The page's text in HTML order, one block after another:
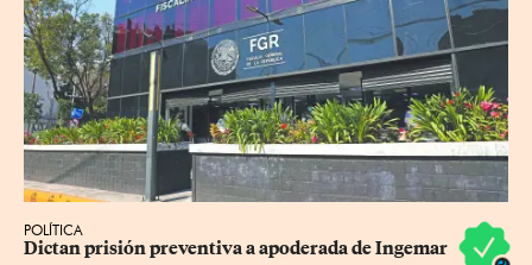
POLÍTICA
Dictan prisión preventiva a apoderada de Ingemar